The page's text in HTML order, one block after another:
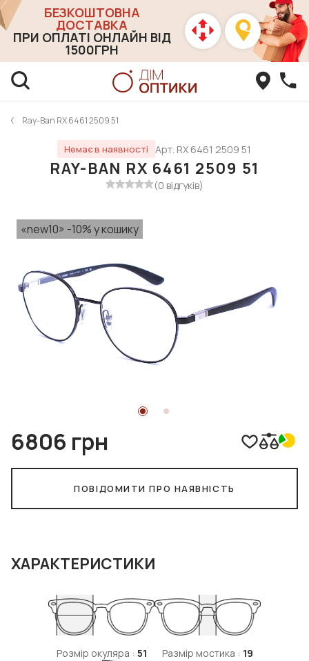
БЕЗКОШТОВНА
ДОСТАВКА
ПРИ ОПЛАТІ ОНЛАЙН ВІД
1500ГРН
Ray-Ban RX 6461 2509 51
Немає в наявності Арт. RX 6461 2509 51
RAY-BAN RX 6461 2509 51
(0 відгуків)
«new10» -10% у кошику
6806 грн
ПОВІДОМИТИ ПРО НАЯВНІСТЬ
ХАРАКТЕРИСТИКИ
Розмір окуляра : 51 Размір мостика : 19